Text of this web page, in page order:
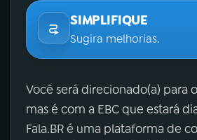
SIMPLIFIQUE
Sugira melhorias.
Você será direcionado(a) para
mas é com a EBC que estará
Fala.BR é uma plataforma de